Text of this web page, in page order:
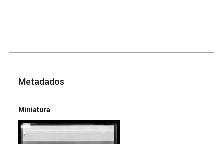
Metadados
Miniatura